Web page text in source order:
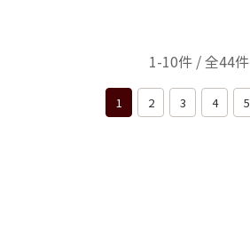
1-10件 / 全44件
1 2 3 4 5